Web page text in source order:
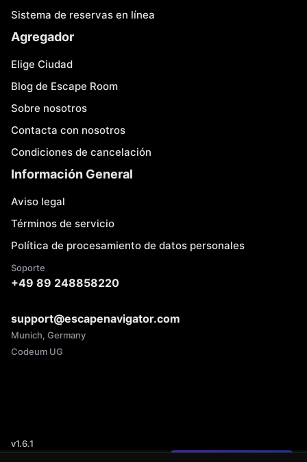
Sistema de reservas en línea
Agregador
Elige Ciudad
Blog de Escape Room
Sobre nosotros
Contacta con nosotros
Condiciones de cancelación
Información General
Aviso legal
Términos de servicio
Política de procesamiento de datos personales
Soporte
+49 89 248858220
support@escapenavigator.com
Munich, Germany
Codeum UG
v1.6.1